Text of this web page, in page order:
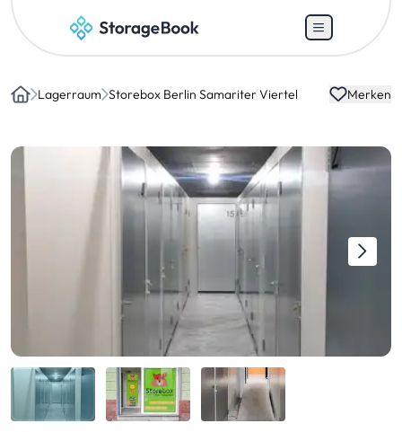
Lagerraum Storebox Berlin Samariter Viertel Merken